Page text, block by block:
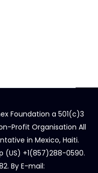
Foundation a 501(c)3
Profit Organisation All
in Mexico, Haiti.
(US) +1(857)288-0590.
By E-mail: